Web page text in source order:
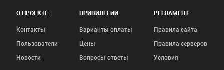
О ПРОЕКТЕ
Контакты
Пользователи
Новости
ПРИВИЛЕГИИ
Варианты оплаты
Цены
Вопросы-ответы
РЕГЛАМЕНТ
Правила сайта
Правила серверов
Условия